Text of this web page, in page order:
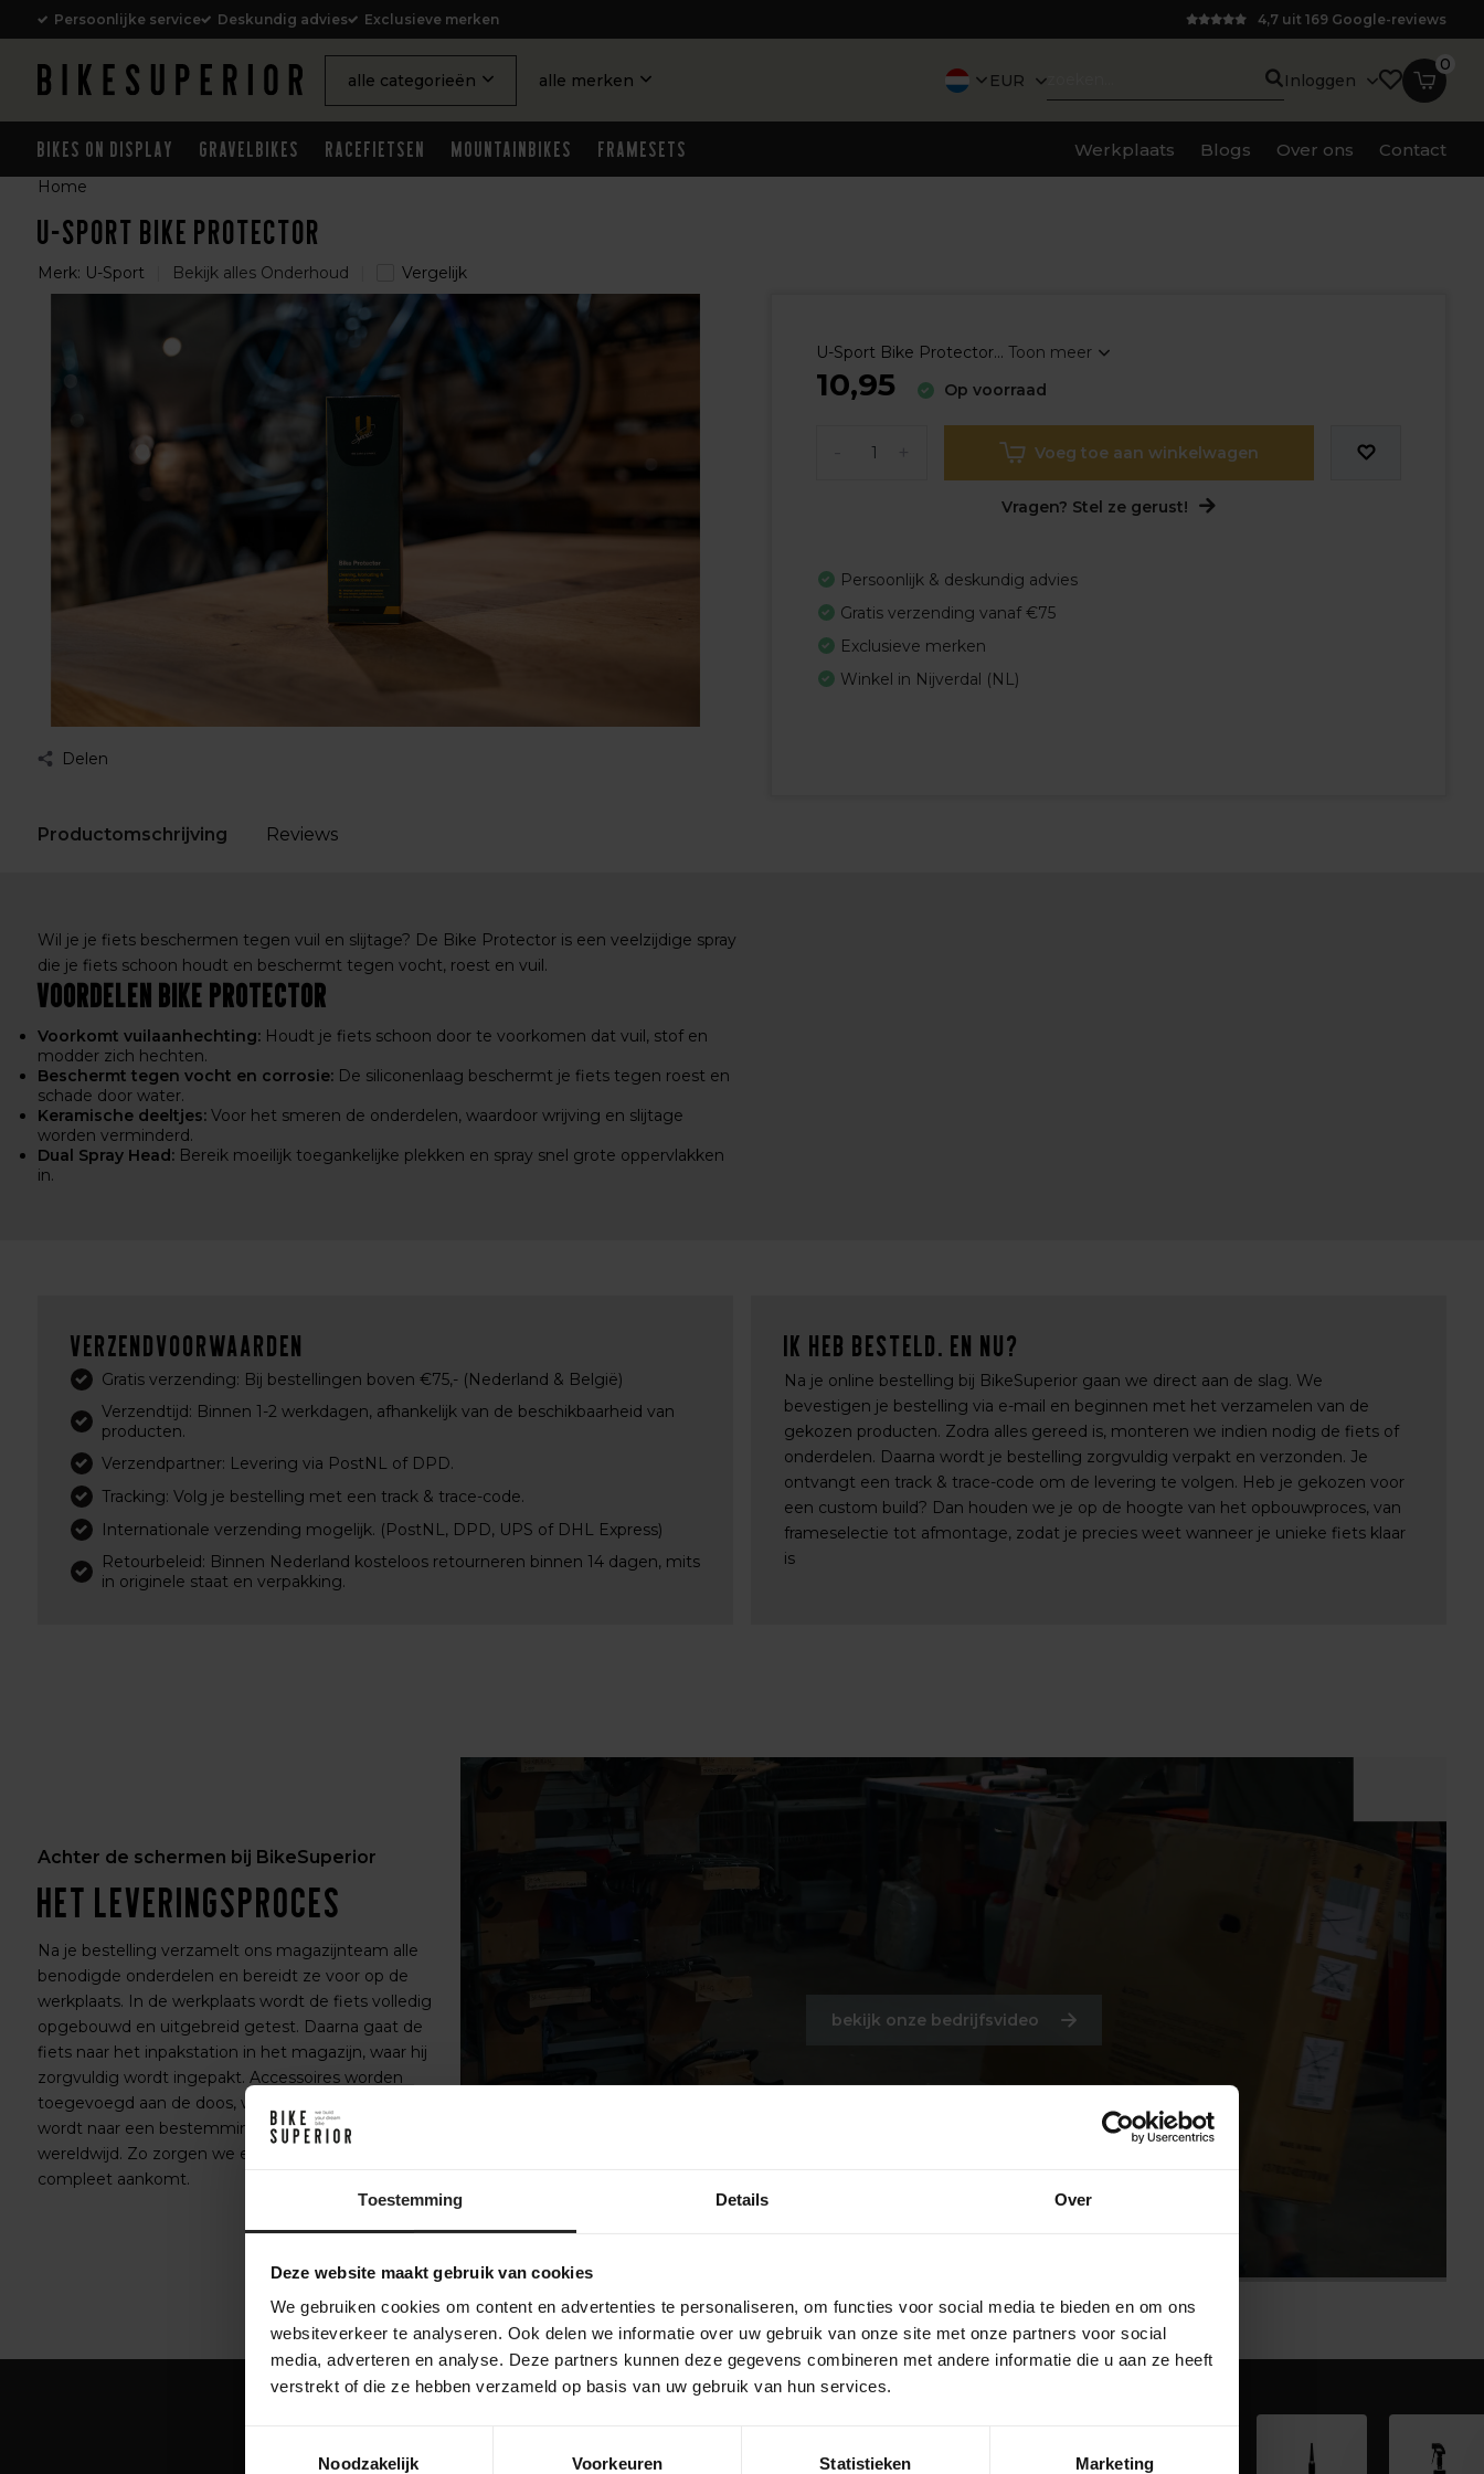
Toestemming Details Over
Deze website maakt gebruik van cookies
We gebruiken cookies om content en advertenties te personaliseren, om functies voor social media te bieden en om ons
websiteverkeer te analyseren. Ook delen we informatie over uw gebruik van onze site met onze partners voor social
media, adverteren en analyse. Deze partners kunnen deze gegevens combineren met andere informatie die u aan ze heeft
verstrekt of die ze hebben verzameld op basis van uw gebruik van hun services.
Noodzakelijk
Voorkeuren Statistieken Marketing
Persoonlijke service Deskundig advies Exclusieve merken 4,7 uit 169 Google-reviews
alle categorieën alle merken EUR Inloggen
0
Bikes on Display Gravelbikes Racefietsen Mountainbikes Framesets Werkplaats Blogs Over ons Contact
Home
U-Sport Bike Protector
Merk: U-Sport Bekijk alles Onderhoud Vergelijk
Delen
U-Sport Bike Protector... Toon meer
10,95 Op voorraad
Voeg toe aan winkelwagen
Vragen? Stel ze gerust!
Persoonlijk & deskundig advies
Gratis verzending vanaf €75
Exclusieve merken
Winkel in Nijverdal (NL)
Productomschrijving Reviews
Wil je je fiets beschermen tegen vuil en slijtage? De Bike Protector is een veelzijdige spray
die je fiets schoon houdt en beschermt tegen vocht, roest en vuil.
Voordelen Bike Protector
Voorkomt vuilaanhechting:Houdt je fiets schoon door te voorkomen dat vuil, stof en
modder zich hechten.
Beschermt tegen vocht en corrosie:De siliconenlaag beschermt je fiets tegen roest en
schade door water.
Keramische deeltjes:Voor het smeren de onderdelen, waardoor wrijving en slijtage
worden verminderd.
Dual Spray Head:Bereik moeilijk toegankelijke plekken en spray snel grote oppervlakken
in.
Verzendvoorwaarden
Gratis verzending: Bij bestellingen boven €75,- (Nederland & België)
Verzendtijd: Binnen 1-2 werkdagen, afhankelijk van de beschikbaarheid van
producten.
Verzendpartner: Levering via PostNL of DPD.
Tracking: Volg je bestelling met een track & trace-code.
Internationale verzending mogelijk. (PostNL, DPD, UPS of DHL Express)
Retourbeleid: Binnen Nederland kosteloos retourneren binnen 14 dagen, mits
in originele staat en verpakking.
Ik heb besteld. En nu?
Na je online bestelling bij BikeSuperior gaan we direct aan de slag. We
bevestigen je bestelling via e-mail en beginnen met het verzamelen van de
gekozen producten. Zodra alles gereed is, monteren we indien nodig de fiets of
onderdelen. Daarna wordt je bestelling zorgvuldig verpakt en verzonden. Je
ontvangt een track & trace-code om de levering te volgen. Heb je gekozen voor
een custom build? Dan houden we je op de hoogte van het opbouwproces, van
frameselectie tot afmontage, zodat je precies weet wanneer je unieke fiets klaar
is
Achter de schermen bij BikeSuperior
Het leveringsproces
Na je bestelling verzamelt ons magazijnteam alle
benodigde onderdelen en bereidt ze voor op de
werkplaats. In de werkplaats wordt de fiets volledig
opgebouwd en uitgebreid getest. Daarna gaat de
fiets naar het inpakstation in het magazijn, waar hij
zorgvuldig wordt ingepakt. Accessoires worden
toegevoegd aan de doos, waarna de fiets verzonden
wordt naar een bestemming in Nederland of
wereldwijd. Zo zorgen we ervoor dat je fiets veilig en
compleet aankomt.
bekijk onze bedrijfsvideo